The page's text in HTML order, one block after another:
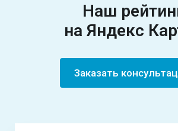
Наш
на Яндекс
Заказать